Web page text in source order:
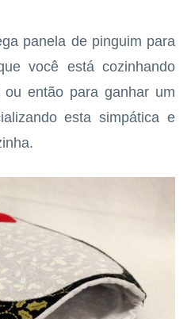
panela de pinguim para
você está cozinhando
ou então para ganhar um
esta simpática e